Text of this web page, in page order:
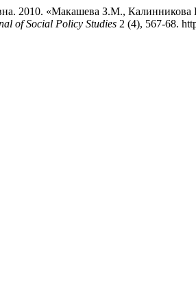
2010. «Макашева З.М.,
of Social Policy Studies 2 (4), 567-68.